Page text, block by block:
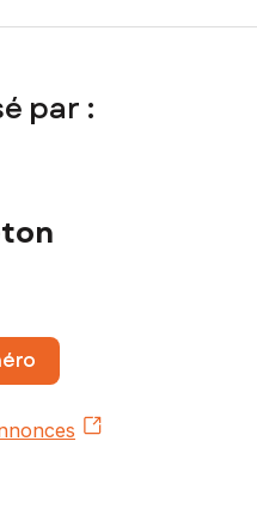
espace pour bâtir leur
Tél. : 0649328646, E-
par :